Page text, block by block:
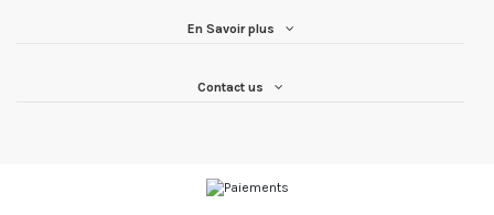
En Savoir plus
Contact us